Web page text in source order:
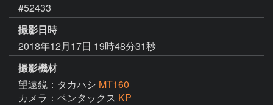
#52433
撮影日時
2018年12月17日 19時48分31秒
撮影機材
望遠鏡：タカハシ MT160
カメラ：ペンタックス KP